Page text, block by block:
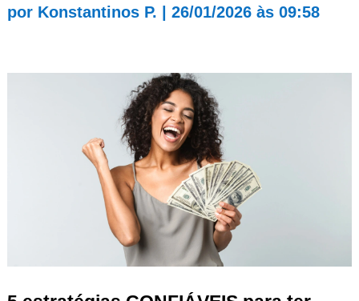
por Konstantinos P. 26/01/2026 às 09:58